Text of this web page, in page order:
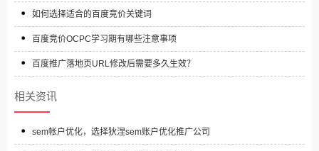
如何选择适合的百度竞价关键词
百度竞价OCPC学习期有哪些注意事项
百度推广落地页URL修改后需要多久生效？
相关资讯
sem帐户优化，选择狄涅sem账户优化推广公司